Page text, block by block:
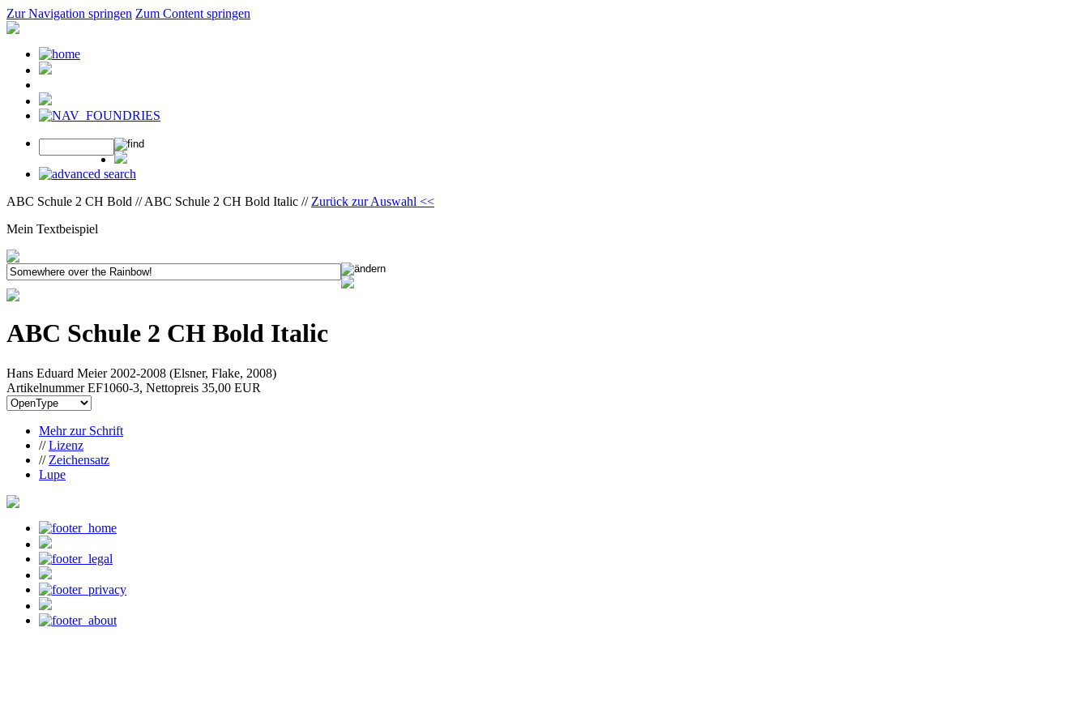
Zur Navigation springen Zum Content springen
ABC Schule 2 CH Bold // ABC Schule 2 CH Bold Italic // Zurück zur Auswahl <<
Mein Textbeispiel
ABC Schule 2 CH Bold Italic
Hans Eduard Meier 2002-2008 (Elsner, Flake, 2008)
Artikelnummer EF1060-3, Nettopreis 35,00 EUR
Mehr zur Schrift
//Lizenz
// Zeichensatz
Lupe